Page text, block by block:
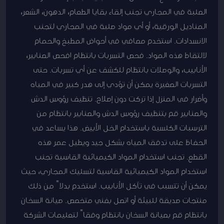
الصلبة في المجاري تجنب إلقاء بقايا الطعام، الدهون، الشعر،
المناديل الورقية، أو أي مواد صلبة في المجاري لتجنب
الانسدادات. استخدم مصافي في أحواض المطبخ والحمام
لالتقاط هذه المواد. فحص التسربات بانتظام افحص الصنابير،
الأنابيب، والوصلات بانتظام للكشف عن أي تسربات. حتى
التسربات الصغيرة يمكن أن تؤدي إلى هدر كبير في المياه
وأضرار في المنزل إذا تركت دون إصلاح. تنظيف رؤوس الدش
والصنابير قم بتنظيف رؤوس الدش والصنابير بانتظام من
الترسبات الكلسية باستخدام الخل الأبيض. هذا يساعد في
الحفاظ على تدفق المياه بشكل جيد ويطيل عمر هذه
القطع. تجنب استخدام المواد الكيميائية القاسية تجنب
استخدام المواد الكيميائية القاسية لتسليك المجاري، حيث
يمكن أن تتسبب في تآكل الأنابيب. استخدم بدلاً من ذلك
منتجات صديقة للبيئة أو اتصل بفني متخصص. صيانة السخان
بانتظام قم بصيانة السخان بانتظام وفقاً لتعليمات الشركة